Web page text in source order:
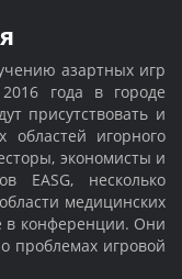
азартных игр
года в городе
присутствовать и
областей игорного
экономисты и
EASG, несколько
медицинских
в конференции. Они
проблемах игровой